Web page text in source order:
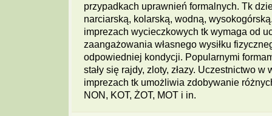
przypadkach uprawnień formalnych. Tk
narciarską, kolarską, wodną,
imprezach wycieczkowych tk wymaga od
zaangażowania własnego wysiłku
odpowiedniej kondycji. Popularnymi
stały się rajdy, zloty, złazy. Uczestnictwo w
imprezach tk umożliwia zdobywanie
NON, KOT, ŻOT, MOT i in.